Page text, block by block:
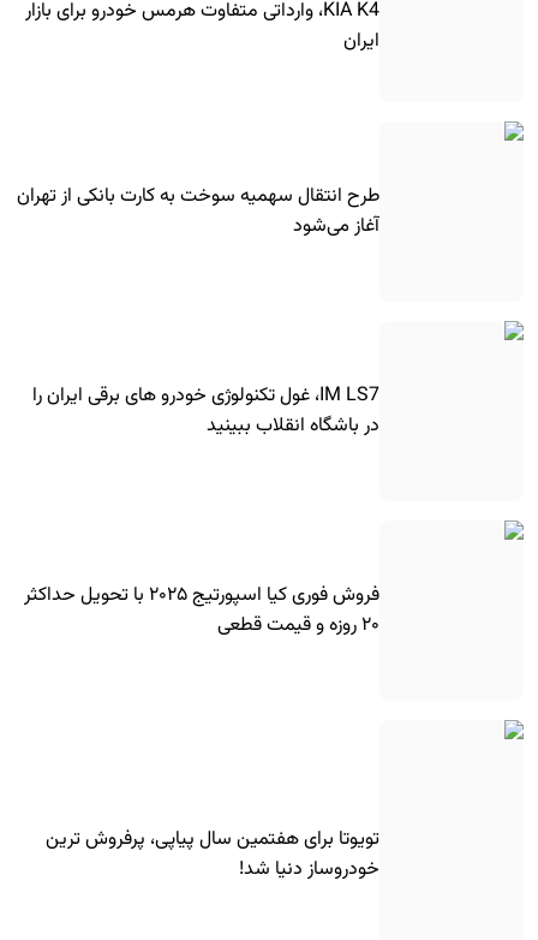
KIA K4، وارداتی متفاوت هرمس خودرو برای بازار
ایران
طرح انتقال سهمیه سوخت به کارت بانکی از تهران
آغاز می‌شود
IM LS7، غول تکنولوژی خودرو های برقی ایران را
در باشگاه انقلاب ببینید
فروش فوری کیا اسپورتیج ۲۰۲۵ با تحویل حداکثر
۲۰ روزه و قیمت قطعی
تویوتا برای هفتمین سال پیاپی، پرفروش ترین
خودروساز دنیا شد!